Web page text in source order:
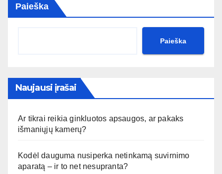
Paieška
Paieška
Naujausi įrašai
Ar tikrai reikia ginkluotos apsaugos, ar pakaks
išmaniųjų kamerų?
Kodėl dauguma nusiperka netinkamą suvirnimo
aparatą – ir to net nesupranta?